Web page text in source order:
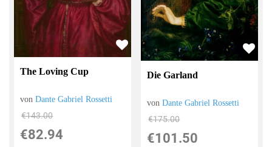
The Loving Cup
vonDante Gabriel Rossetti
€143.00
€82.94
Die Garland
vonDante Gabriel Rossetti
€175.00
€101.50